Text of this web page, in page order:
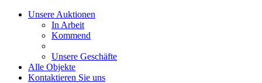
Unsere Auktionen
In Arbeit
Kommend
Unsere Geschäfte
Alle Objekte
Kontaktieren Sie uns